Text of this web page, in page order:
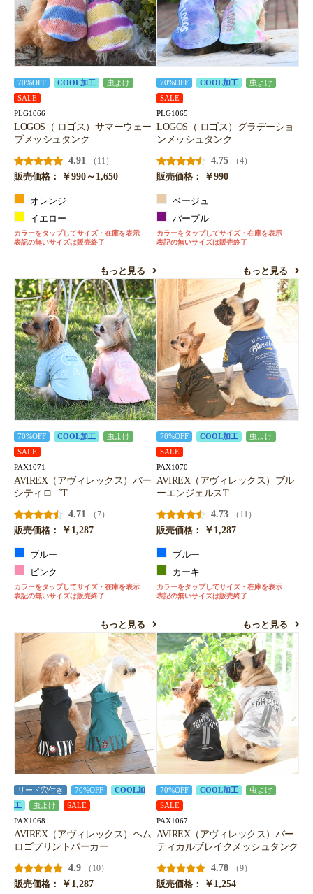
70%OFF COOL加工
虫よけ
SALE
PLG1066
LOGOS（ ロゴス）サマーウェー
ブメッシュタンク
4.91
（11）
販売価格：
￥990～1,650
オレンジ
イエロー
カラーをタップしてサイズ・在庫を表示
表記の無いサイズは販売終了
もっと見る
70%OFF COOL加工
虫よけ
SALE
PLG1065
LOGOS（ ロゴス）グラデーショ
ンメッシュタンク
4.75
（4）
販売価格：
￥990
ベージュ
パープル
カラーをタップしてサイズ・在庫を表示
表記の無いサイズは販売終了
もっと見る
70%OFF COOL加工
虫よけ
SALE
PAX1071
AVIREX（アヴィレックス）バー
シティロゴT
4.71
（7）
販売価格：
￥1,287
ブルー
ピンク
カラーをタップしてサイズ・在庫を表示
表記の無いサイズは販売終了
もっと見る
70%OFF COOL加工
虫よけ
SALE
PAX1070
AVIREX（アヴィレックス）ブル
ーエンジェルスT
4.73
（11）
販売価格：
￥1,287
ブルー
カーキ
カラーをタップしてサイズ・在庫を表示
表記の無いサイズは販売終了
もっと見る
リード穴付き 70%OFF
COOL加
工
虫よけ SALE
PAX1068
AVIREX（アヴィレックス）ヘム
ロゴプリントパーカー
4.9
（10）
販売価格：
￥1,287
70%OFF COOL加工
虫よけ
SALE
PAX1067
AVIREX（アヴィレックス）バー
ティカルブレイクメッシュタンク
4.78
（9）
販売価格：
￥1,254